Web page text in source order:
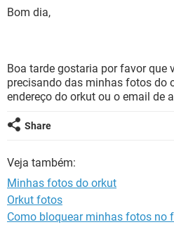
INSTAGRAM
OUTLOOK
GUIA DE COMPRAS
JOGOS
INSTAGRAM
GUIA DE COMPRAS
Bom dia,
Boa tarde gostaria por favor que
precisando das minhas fotos do
endereço do orkut ou o email de
Share
Veja também:
Minhas fotos do orkut
Orkut fotos
Como bloquear minhas fotos no